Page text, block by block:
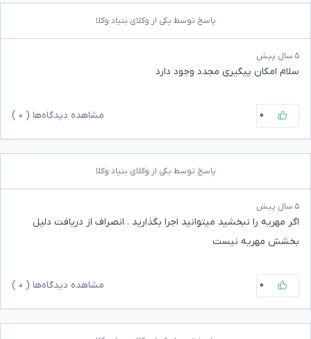
پاسخ توسط یکی از وکلای بنیاد وکلا
۵ سال پیش
سلام امکان پیگیری مجدد وجود دارد
۰ مشاهده دیدگاه‌ها ( ۰
پاسخ توسط یکی از وکلای بنیاد وکلا
۵ سال پیش
اگر مهریه را نبخشید میتوانید اجرا بگذارید . انصراف از دریافت دلیل
بخشش مهریه نیست
۰ مشاهده دیدگاه‌ها ( ۰